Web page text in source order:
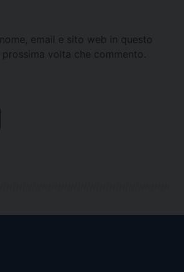
email e sito web in questo
volta che commento.